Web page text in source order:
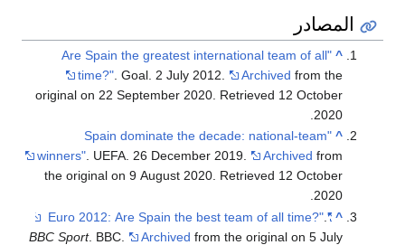
"Are Spain the greatest international team of
time?". Goal. 2 July 2012. Archived
original on 22 September 2020. Retrieved
"Spain dominate the decade: national-
winners". UEFA. 26 December 2019.
the original on 9 August 2020. Retrieved
BBC Sport. BBC. Archivedfrom the original on